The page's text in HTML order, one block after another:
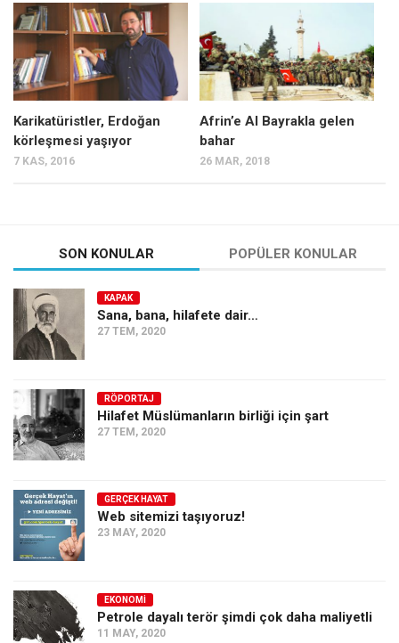
Mehmet Ali Tekin
Abir E. Nahas
Amina S. Jenenkovic
Bağdagül Öz
Esra Elönü
Kategoriler
Kültür Sanat
Kitap
Karisi kitap sualleri
7 soruda bu hafta
Ekonomi
Spor
Sağlık
Gıda-Beslenme
Türkiye
Siyaset
Karikatüristler, Erdoğan
körleşmesi yaşıyor
7 KAS, 2016
Afrin’e Al Bayrakla gelen
bahar
26 MAR, 2018
SON KONULAR POPÜLER KONULAR
KAPAK
Sana, bana, hilafete dair…
27 TEM, 2020
RÖPORTAJ
Hilafet Müslümanların birliği için şart
27 TEM, 2020
GERÇEK HAYAT
Web sitemizi taşıyoruz!
23 MAY, 2020
EKONOMI
Petrole dayalı terör şimdi çok daha maliyetli
11 MAY, 2020